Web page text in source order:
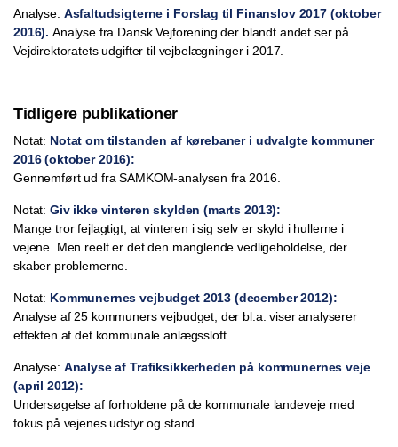
Analyse: Asfaltudsigterne i Forslag til Finanslov 2017 (oktober
2016). Analyse fra Dansk Vejforening der blandt andet ser på
Vejdirektoratets udgifter til vejbelægninger i 2017.
Tidligere publikationer
Notat: Notat om tilstanden af kørebaner i udvalgte kommuner
2016 (oktober 2016):
Gennemført ud fra SAMKOM-analysen fra 2016.
Notat: Giv ikke vinteren skylden (marts 2013):
Mange tror fejlagtigt, at vinteren i sig selv er skyld i hullerne i
vejene. Men reelt er det den manglende vedligeholdelse, der
skaber problemerne.
Notat: Kommunernes vejbudget 2013 (december 2012):
Analyse af 25 kommuners vejbudget, der bl.a. viser analyserer
effekten af det kommunale anlægssloft.
Analyse: Analyse af Trafiksikkerheden på kommunernes veje
(april 2012):
Undersøgelse af forholdene på de kommunale landeveje med
fokus på vejenes udstyr og stand.